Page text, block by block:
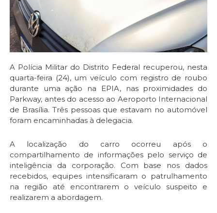
A Polícia Militar do Distrito Federal recuperou, nesta
quarta-feira (24), um veículo com registro de roubo
durante uma ação na EPIA, nas proximidades do
Parkway, antes do acesso ao Aeroporto Internacional
de Brasília. Três pessoas que estavam no automóvel
foram encaminhadas à delegacia.
A localização do carro ocorreu após o
compartilhamento de informações pelo serviço de
inteligência da corporação. Com base nos dados
recebidos, equipes intensificaram o patrulhamento
na região até encontrarem o veículo suspeito e
realizarem a abordagem.